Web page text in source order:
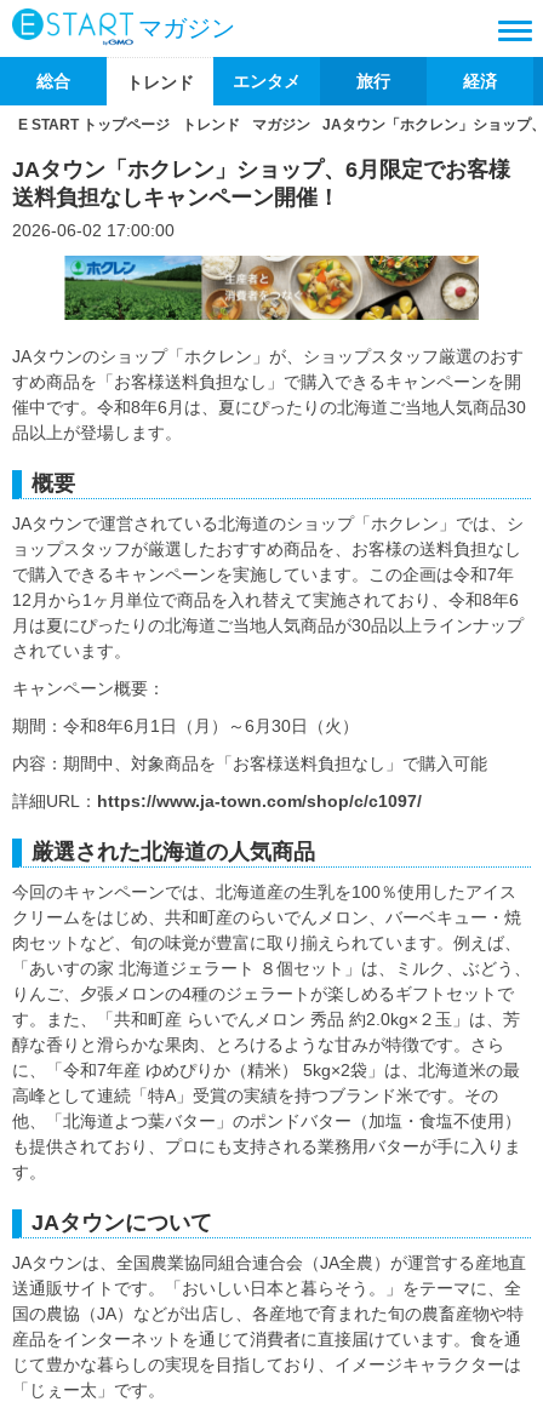
マガジン
総合 トレンド エンタメ 旅行 経済
E START トップページ トレンド マガジン JAタウン「ホクレン」ショップ
JAタウン「ホクレン」ショップ、6月限定でお客様
送料負担なしキャンペーン開催！
2026-06-02 17:00:00
JAタウンのショップ「ホクレン」が、ショップスタッフ厳選のおす
すめ商品を「お客様送料負担なし」で購入できるキャンペーンを開
催中です。令和8年6月は、夏にぴったりの北海道ご当地人気商品30
品以上が登場します。
概要
JAタウンで運営されている北海道のショップ「ホクレン」では、シ
ョップスタッフが厳選したおすすめ商品を、お客様の送料負担なし
で購入できるキャンペーンを実施しています。この企画は令和7年
12月から1ヶ月単位で商品を入れ替えて実施されており、令和8年6
月は夏にぴったりの北海道ご当地人気商品が30品以上ラインナップ
されています。
キャンペーン概要：
期間：令和8年6月1日（月）～6月30日（火）
内容：期間中、対象商品を「お客様送料負担なし」で購入可能
詳細URL： https://www.ja-town.com/shop/c/c1097/
厳選された北海道の人気商品
今回のキャンペーンでは、北海道産の生乳を100％使用したアイス
クリームをはじめ、共和町産のらいでんメロン、バーベキュー・焼
肉セットなど、旬の味覚が豊富に取り揃えられています。例えば、
「あいすの家 北海道ジェラート ８個セット」は、ミルク、ぶどう、
りんご、夕張メロンの4種のジェラートが楽しめるギフトセットで
す。また、「共和町産 らいでんメロン 秀品 約2.0kg×２玉」は、芳
醇な香りと滑らかな果肉、とろけるような甘みが特徴です。さら
に、「令和7年産 ゆめぴりか（精米） 5kg×2袋」は、北海道米の最
高峰として連続「特A」受賞の実績を持つブランド米です。その
他、「北海道よつ葉バター」のポンドバター（加塩・食塩不使用）
も提供されており、プロにも支持される業務用バターが手に入りま
す。
JAタウンについて
JAタウンは、全国農業協同組合連合会（JA全農）が運営する産地直
送通販サイトです。「おいしい日本と暮らそう。」をテーマに、全
国の農協（JA）などが出店し、各産地で育まれた旬の農畜産物や特
産品をインターネットを通じて消費者に直接届けています。食を通
じて豊かな暮らしの実現を目指しており、イメージキャラクターは
「じぇー太」です。